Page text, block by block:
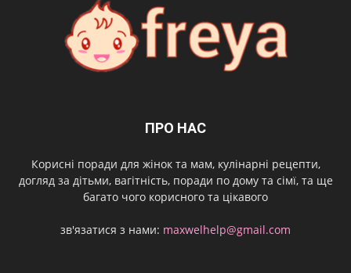
ПРО НАС
Корисні поради для жінок та мам, кулінарні рецепти,
догляд за дітьми, вагітність, поради по дому та сімї, та ще
багато чого корисного та цікавого
зв'язатися з нами: maxwelhelp@gmail.com